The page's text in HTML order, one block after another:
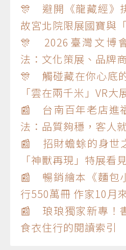
🎊 避開《龍藏經》
故宮北院限展國寶與
🎊 2026臺灣文博
法：文化策展、品牌
🎊 觸碰藏在你心底
「雲在兩千米」VR大
📰 台南百年老店進
法：品質夠穩，客人
📰 招財蟾蜍的身
「神獸再現」特展看
📰 暢銷繪本《麵包
行550萬冊 作家10月
📰 琅琅獨家新專！
食衣住行的閱讀索引